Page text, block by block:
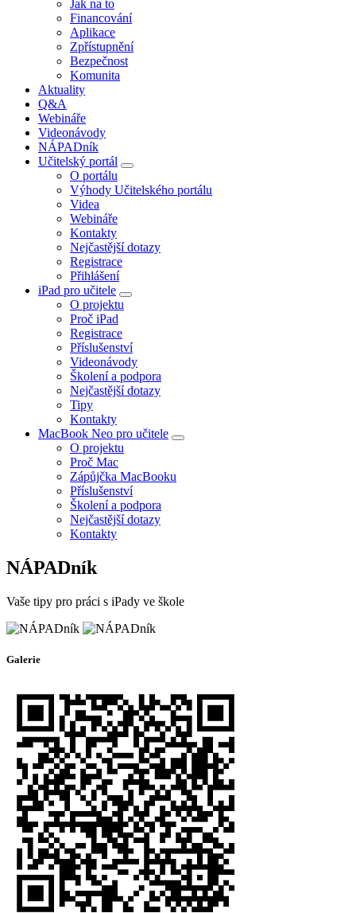
Jak na to
Financování
Aplikace
Zpřístupnění
Bezpečnost
Komunita
Aktuality
Q&A
Webináře
Videonávody
NÁPADník
Učitelský portál
O portálu
Výhody Učitelského portálu
Videa
Webináře
Kontakty
Nejčastější dotazy
Registrace
Přihlášení
iPad pro učitele
O projektu
Proč iPad
Registrace
Příslušenství
Videonávody
Školení a podpora
Nejčastější dotazy
Tipy
Kontakty
MacBook Neo pro učitele
O projektu
Proč Mac
Zápůjčka MacBooku
Příslušenství
Školení a podpora
Nejčastější dotazy
Kontakty
NÁPADník
Vaše tipy pro práci s iPady ve škole
Galerie